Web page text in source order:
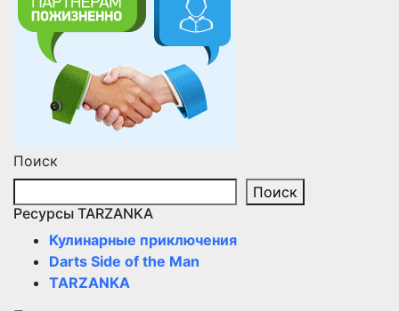
Поиск
Поиск
Ресурсы TARZANKA
Кулинарные приключения
Darts Side of the Man
TARZANKA